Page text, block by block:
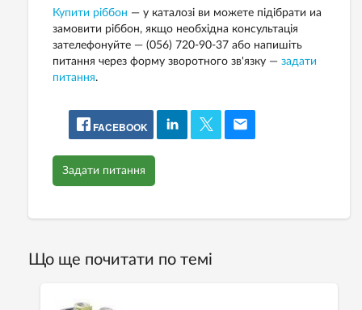
Купити ріббон — у каталозі ви можете підібрати иа
замовити ріббон, якщо необхідна консультація
зателефонуйте — (056) 720-90-37 або напишіть
питання через форму зворотного зв'язку — задати
питання.
FACEBOOK
Задати питання
Що ще почитати по темі